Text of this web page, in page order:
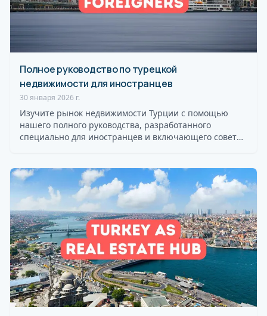
Полное руководство по турецкой
недвижимости для иностранцев
30 января 2026 г.
Изучите рынок недвижимости Турции с помощью
нашего полного руководства, разработанного
специально для иностранцев и включающего советы,